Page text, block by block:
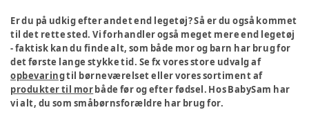
Er du på udkig efter andet end legetøj? Så er du også kommet
til det rette sted. Vi forhandler også meget mere end legetøj
- faktisk kan du finde alt, som både mor og barn har brug for
det første lange stykke tid. Se fx vores store udvalg af
opbevaringtil børneværelset eller vores sortiment af
produkter til morbåde før og efter fødsel. Hos BabySam har
vi alt, du som småbørnsforældre har brug for.